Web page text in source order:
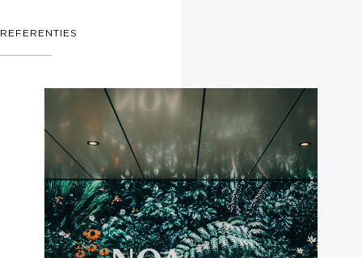
REFERENTIES